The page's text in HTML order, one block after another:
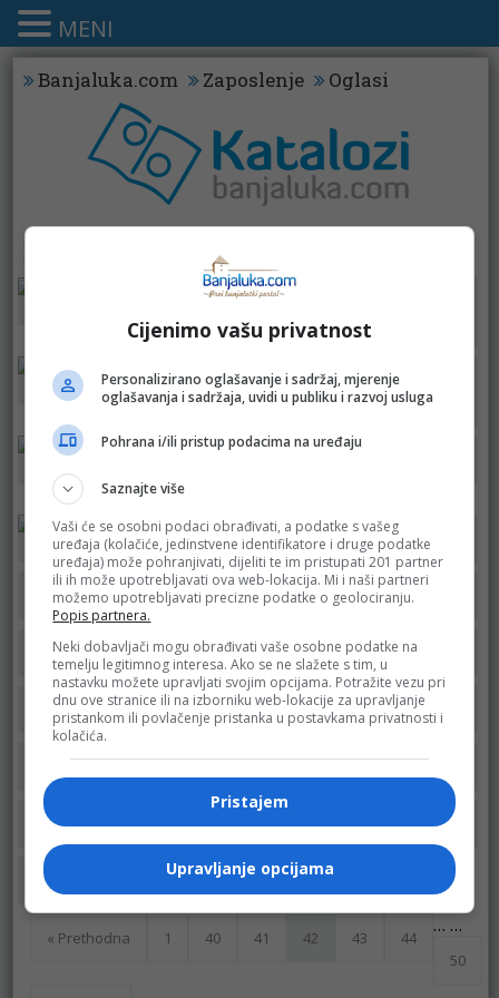
Banjaluka.com Zaposlenje Oglasi
KATALOZI - PREHRANA
Fis
Bingo
Fortuna
Robot
Robot Robot Konzum
Robot Fis Fortuna
Best Bingo prehrana Bingo
Konzum Kort Robot
Bingo Konzum Best
Kort Robot Fortuna
Robot
« Prethodna 1
…
40 41 42 43 44
…
50
MENI
Cijenimo vašu privatnost
Personalizirano oglašavanje i sadržaj, mjerenje
oglašavanja i sadržaja, uvidi u publiku i razvoj usluga
Pohrana i/ili pristup podacima na uređaju
Saznajte više
Vaši će se osobni podaci obrađivati, a podatke s vašeg
uređaja (kolačiće, jedinstvene identifikatore i druge podatke
uređaja) može pohranjivati, dijeliti te im pristupati 201 partner
ili ih može upotrebljavati ova web-lokacija. Mi i naši partneri
možemo upotrebljavati precizne podatke o geolociranju.
Popis partnera.
Neki dobavljači mogu obrađivati vaše osobne podatke na
temelju legitimnog interesa. Ako se ne slažete s tim, u
nastavku možete upravljati svojim opcijama. Potražite vezu pri
dnu ove stranice ili na izborniku web-lokacije za upravljanje
pristankom ili povlačenje pristanka u postavkama privatnosti i
kolačića.
Pristajem
Upravljanje opcijama